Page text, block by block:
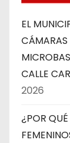
EL
CÁMARAS
CALLE
2026
¿POR